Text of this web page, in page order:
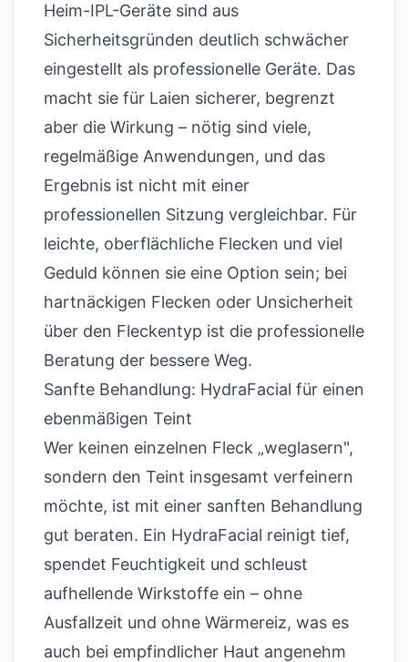
Heim-IPL-Geräte sind aus
Sicherheitsgründen deutlich schwächer
eingestellt als professionelle Geräte. Das
macht sie für Laien sicherer, begrenzt
aber die Wirkung – nötig sind viele,
regelmäßige Anwendungen, und das
Ergebnis ist nicht mit einer
professionellen Sitzung vergleichbar. Für
leichte, oberflächliche Flecken und viel
Geduld können sie eine Option sein; bei
hartnäckigen Flecken oder Unsicherheit
über den Fleckentyp ist die professionelle
Beratung der bessere Weg.
Sanfte Behandlung: HydraFacial für einen
ebenmäßigen Teint
Wer keinen einzelnen Fleck „weglasern",
sondern den Teint insgesamt verfeinern
möchte, ist mit einer sanften Behandlung
gut beraten. Ein HydraFacial reinigt tief,
spendet Feuchtigkeit und schleust
aufhellende Wirkstoffe ein – ohne
Ausfallzeit und ohne Wärmereiz, was es
auch bei empfindlicher Haut angenehm